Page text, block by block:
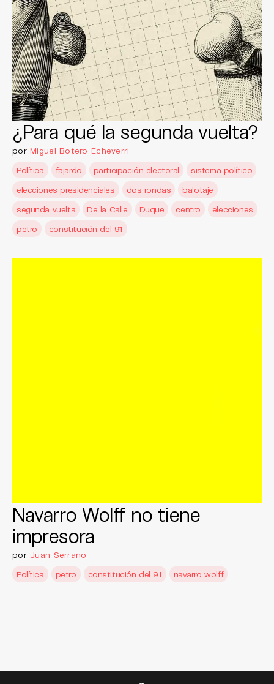
¿Para qué la segunda vuelta?
por Miguel Botero Echeverri
Política
fajardo participación electoral
sistema político
elecciones presidenciales
dos rondas
balotaje
segunda vuelta
De la Calle Duque centro
elecciones
petro
constitución del 91
Navarro Wolff no tiene
impresora
por Juan Serrano
Política
petro constitución del 91 navarro wolff